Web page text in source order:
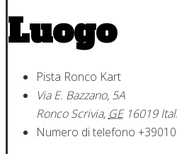
Luogo
Pista Ronco Kart
Via E. Bazzano, 5A
Ronco Scrivia, GE 16019
Numero di telefono